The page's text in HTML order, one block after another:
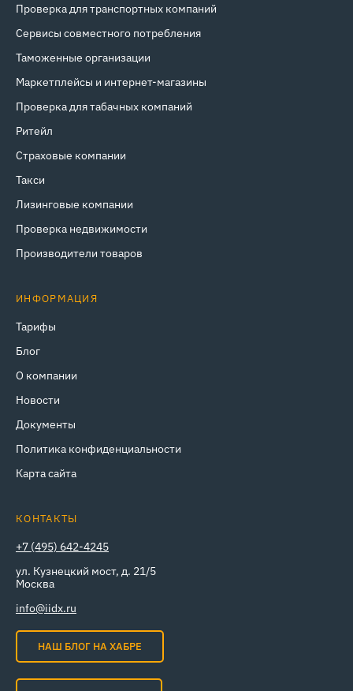
Проверка для транспортных компаний
Сервисы совместного потребления
Таможенные организации
Маркетплейсы и интернет‑магазины
Проверка для табачных компаний
Ритейл
Страховые компании
Такси
Лизинговые компании
Проверка недвижимости
Производители товаров
ИНФОРМАЦИЯ
Тарифы
Блог
О компании
Новости
Документы
Политика конфиденциальности
Карта сайта
КОНТАКТЫ
+7 (495) 642-4245
ул. Кузнецкий мост, д. 21/5
Москва
info@iidx.ru
НАШ БЛОГ НА ХАБРЕ